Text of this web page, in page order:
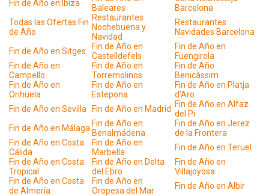
Fin de Año en Ibiza
Baleares
Barcelona
Todas las Ofertas Fin
de Año
Restaurantes
Nochebuena y
Navidad
Restaurantes
Navidades Barcelona
Fin de Año en Sitges
Fin de Año en
Castelldefels
Fin de Año en
Fuengirola
Fin de Año en
Campello
Fin de Año en
Torremolinos
Fin de Año
Benicàssim
Fin de Año en
Orihuela
Fin de Año en
Estepona
Fin de Año en Platja
d'Aro
Fin de Año en Sevilla
Fin de Año en Madrid
Fin de Año en Alfaz
del Pi
Fin de Año en Málaga Fin de Año en
Benalmádena
Fin de Año en Jerez
de la Frontera
Fin de Año en Costa
Cálida
Fin de Año en
Marbella
Fin de Año en Teruel
Fin de Año en Costa
Tropical
Fin de Año en Delta
del Ebro
Fin de Año en
Villajoyosa
Fin de Año en Costa
de Almería
Fin de Año en
Oropesa del Mar
Fin de Año en Albir